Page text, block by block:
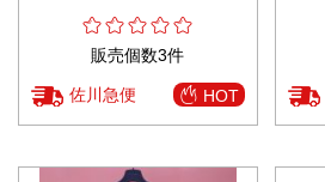
販売個数3件
佐川急便 HOT